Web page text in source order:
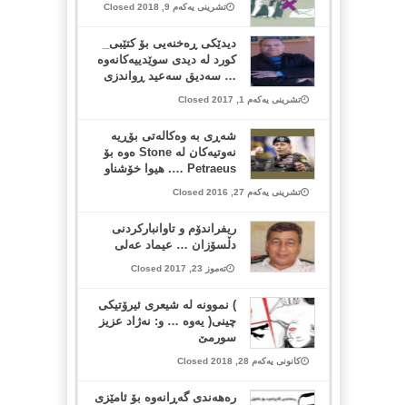
تشرینی یەکەم 9, 2018 Closed
دیدێكی ڕه‌خنه‌یی بۆ كتێبی_
كورد له‌ دیدی سوێدییه‌كانه‌وه‌
… سه‌دیق سه‌عید ڕواندزی
تشرینی یەکەم 1, 2017 Closed
شەڕی بە وەکالەتی بۆڕیە
نەوتیەکان لە Stone ەوە بۆ
Petraeus …. هیوا خۆشناو
تشرینی یەکەم 27, 2016 Closed
ریفراندۆم و تاوانباركردنی
دڵسۆزان … عیماد عەلی
تەموز 23, 2017 Closed
) نموونە لە شیعری ئیرۆتیكی
چینی( یه‌وه‌ … و: نه‌ژاد عزیز
سورمێ
کانونی یەکەم 28, 2018 Closed
ره‌هه‌ندى گه‌ڕانه‌وه‌ بۆ ئامێزى